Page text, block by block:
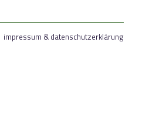
impressum & datenschutzerklärung